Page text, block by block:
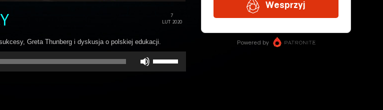
7
LUT 2020
Greta Thunberg i dyskusja o polskiej edukacji.
strzałek
do